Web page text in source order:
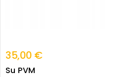
35,00 €
Su PVM